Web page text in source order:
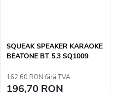
SQUEAK SPEAKER KARAOKE
BEATONE BT 5.3 SQ1009
162,60 RON fără TVA
196,70 RON